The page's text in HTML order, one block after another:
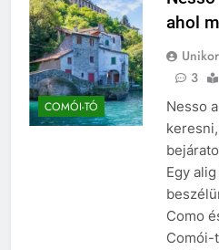
COMÓI-TÓ
ahol
3
Nesso
Egy
Como
Comói-